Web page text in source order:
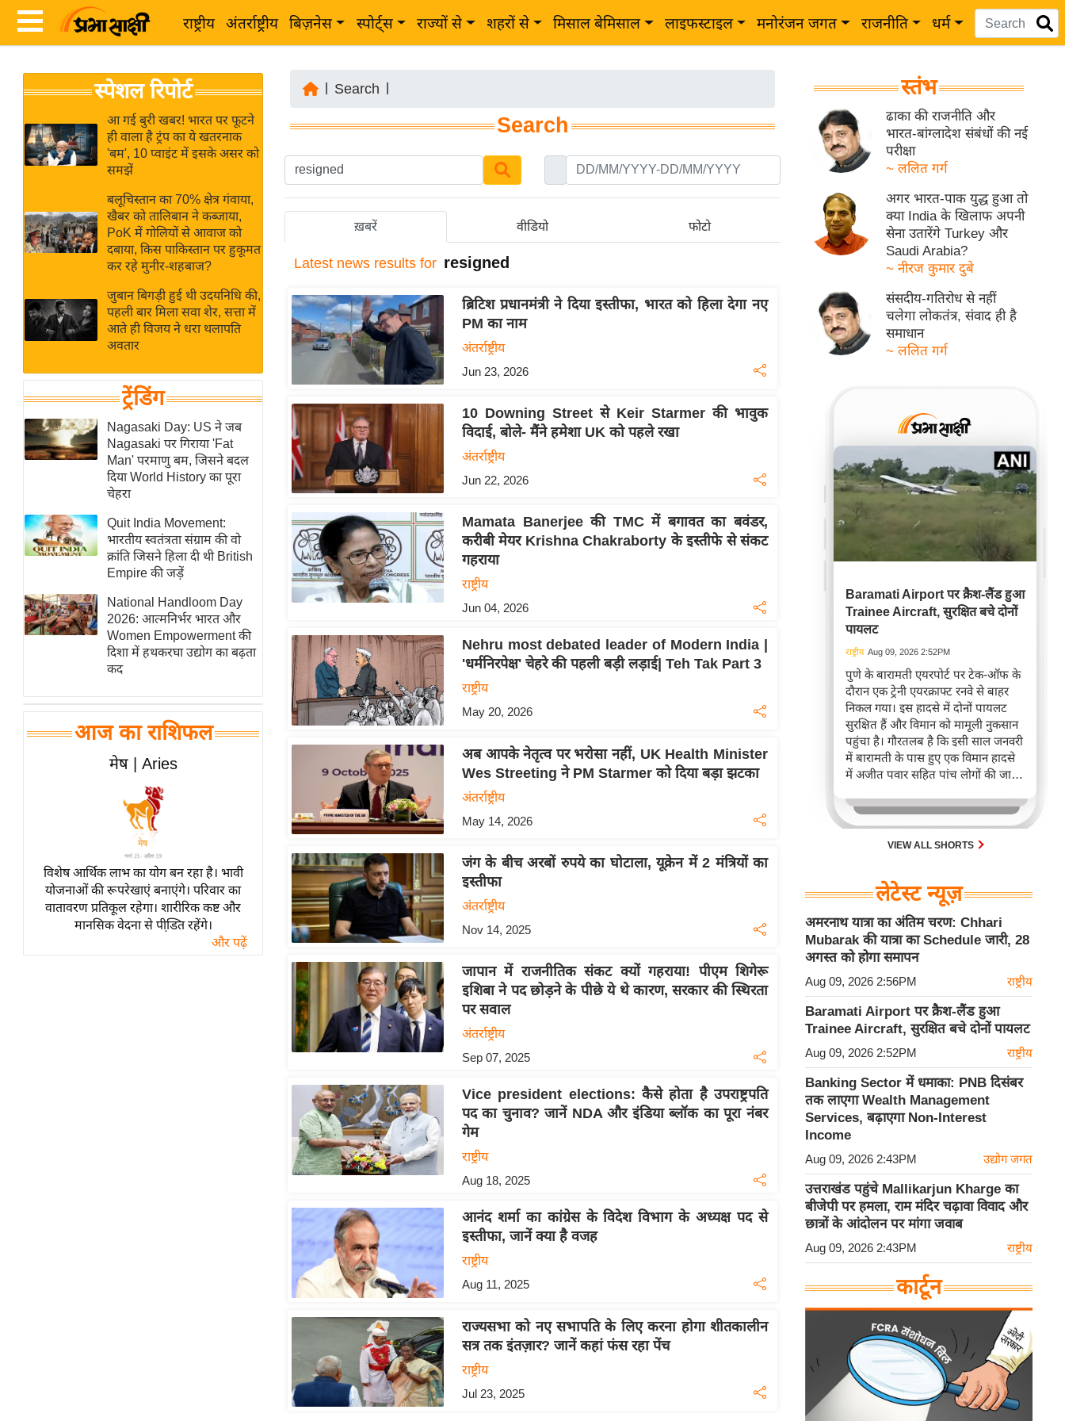
राष्ट्रीय अंतर्राष्ट्रीय बिज़नेस स्पोर्ट्स राज्यों से शहरों से मिसाल बेमिसाल लाइफस्टाइल मनोरंजन जगत राजनीति धर्म
News
Hindi
Live
News in
Hindi
News
Hindi
Videos
ख
ब
र
अंतर्राष्ट्रीय
बिज़नेस
विशेषज्ञ
राय
खेल
क्रिकेट
IPL
2026
मिसाल बेमिसाल
शख्सियत
यंग इंडिया
साहित्य जगत
ऑटो वर्ल्ड
न्यूज ब्रीफ
मनोरंजन जगत
बॉलीवुड
हॉलीवुड
Breaking
लाइफस्टाइल
ब्यूटी/फैशन
घरेलू नुस्खे
पर्यटन स्थल
स्पेशल रिपोर्ट
आ गई बुरी खबर! भारत पर फूटने
ही वाला है ट्रंप का ये खतरनाक
'बम', 10 प्वाइंट में इसके असर को
समझें
बलूचिस्तान का 70% क्षेत्र गंवाया,
खैबर को तालिबान ने कब्जाया,
PoK में गोलियों से आवाज को
दबाया, किस पाकिस्तान पर हुकूमत
कर रहे मुनीर-शहबाज?
जुबान बिगड़ी हुई थी उदयनिधि की,
पहली बार मिला सवा शेर, सत्ता में
आते ही विजय ने धरा थलापति
अवतार
ट्रेंडिंग
Nagasaki Day: US ने जब
Nagasaki पर गिराया 'Fat
Man' परमाणु बम, जिसने बदल
दिया World History का पूरा
चेहरा
Quit India Movement:
भारतीय स्वतंत्रता संग्राम की वो
क्रांति जिसने हिला दी थी British
Empire की जड़ें
National Handloom Day
2026: आत्मनिर्भर भारत और
Women Empowerment की
दिशा में हथकरघा उद्योग का बढ़ता
कद
आज का राशिफल
मेष | Aries
विशेष आर्थिक लाभ का योग बन रहा है। भावी
योजनाओं की रूपरेखाएं बनाएंगे। परिवार का
वातावरण प्रतिकूल रहेगा। शारीरिक कष्ट और
मानसिक वेदना से पीडि़त रहेंगे।
और पढ़ें
Search
Search
ख़बरें वीडियो फोटो
Latest news results for resigned
ब्रिटिश प्रधानमंत्री ने दिया इस्तीफा, भारत को हिला देगा नए
PM का नाम
अंतर्राष्ट्रीय
Jun 23, 2026
10 Downing Street से Keir Starmer की भावुक
विदाई, बोले- मैंने हमेशा UK को पहले रखा
अंतर्राष्ट्रीय
Jun 22, 2026
Mamata Banerjee की TMC में बगावत का बवंडर,
करीबी मेयर Krishna Chakraborty के इस्तीफे से संकट
गहराया
राष्ट्रीय
Jun 04, 2026
Nehru most debated leader of Modern India |
'धर्मनिरपेक्ष' चेहरे की पहली बड़ी लड़ाई| Teh Tak Part 3
राष्ट्रीय
May 20, 2026
अब आपके नेतृत्व पर भरोसा नहीं, UK Health Minister
Wes Streeting ने PM Starmer को दिया बड़ा झटका
अंतर्राष्ट्रीय
May 14, 2026
जंग के बीच अरबों रुपये का घोटाला, यूक्रेन में 2 मंत्रियों का
इस्तीफा
अंतर्राष्ट्रीय
Nov 14, 2025
जापान में राजनीतिक संकट क्यों गहराया! पीएम शिगेरू
इशिबा ने पद छोड़ने के पीछे ये थे कारण, सरकार की स्थिरता
पर सवाल
अंतर्राष्ट्रीय
Sep 07, 2025
Vice president elections: कैसे होता है उपराष्ट्रपति
पद का चुनाव? जानें NDA और इंडिया ब्लॉक का पूरा नंबर
गेम
राष्ट्रीय
Aug 18, 2025
आनंद शर्मा का कांग्रेस के विदेश विभाग के अध्यक्ष पद से
इस्तीफा, जानें क्या है वजह
राष्ट्रीय
Aug 11, 2025
राज्यसभा को नए सभापति के लिए करना होगा शीतकालीन
सत्र तक इंतज़ार? जानें कहां फंस रहा पेंच
राष्ट्रीय
Jul 23, 2025
स्तंभ
ढाका की राजनीति और
भारत-बांग्लादेश संबंधों की नई
परीक्षा
~ ललित गर्ग
अगर भारत-पाक युद्ध हुआ तो
क्या India के खिलाफ अपनी
सेना उतारेंगे Turkey और
Saudi Arabia?
~ नीरज कुमार दुबे
संसदीय-गतिरोध से नहीं
चलेगा लोकतंत्र, संवाद ही है
समाधान
~ ललित गर्ग
Baramati Airport पर क्रैश-लैंड हुआ
Trainee Aircraft, सुरक्षित बचे दोनों
पायलट
राष्ट्रीय Aug 09, 2026 2:52PM
पुणे के बारामती एयरपोर्ट पर टेक-ऑफ के
दौरान एक ट्रेनी एयरक्राफ्ट रनवे से बाहर
निकल गया। इस हादसे में दोनों पायलट
सुरक्षित हैं और विमान को मामूली नुकसान
पहुंचा है। गौरतलब है कि इसी साल जनवरी
में बारामती के पास हुए एक विमान हादसे
में अजीत पवार सहित पांच लोगों की जान
VIEW ALL SHORTS
लेटेस्ट न्यूज़
अमरनाथ यात्रा का अंतिम चरण: Chhari
Mubarak की यात्रा का Schedule जारी, 28
अगस्त को होगा समापन
Aug 09, 2026 2:56PM राष्ट्रीय
Baramati Airport पर क्रैश-लैंड हुआ
Trainee Aircraft, सुरक्षित बचे दोनों पायलट
Aug 09, 2026 2:52PM राष्ट्रीय
Banking Sector में धमाका: PNB दिसंबर
तक लाएगा Wealth Management
Services, बढ़ाएगा Non-Interest
Income
Aug 09, 2026 2:43PM उद्योग जगत
उत्तराखंड पहुंचे Mallikarjun Kharge का
बीजेपी पर हमला, राम मंदिर चढ़ावा विवाद और
छात्रों के आंदोलन पर मांगा जवाब
Aug 09, 2026 2:43PM राष्ट्रीय
कार्टून